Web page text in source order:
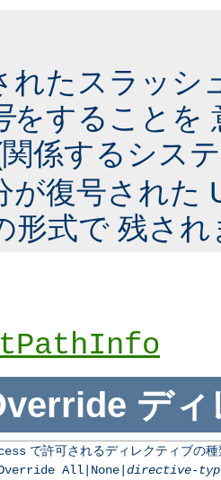
れたスラッシ
をすることを
係するシス
が復号された
形式で 残され
ディ
で許可されるディレクティブの種
All|None| directive-